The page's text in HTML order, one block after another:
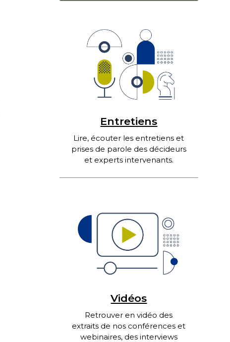
Entretiens
Lire, écouter les entretiens et
prises de parole des décideurs
et experts intervenants.
Vidéos
Retrouver en vidéo des
extraits de nos conférences et
webinaires, des interviews